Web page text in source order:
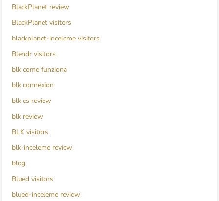
BlackPlanet review
BlackPlanet visitors
blackplanet-inceleme visitors
Blendr visitors
blk come funziona
blk connexion
blk cs review
blk review
BLK visitors
blk-inceleme review
blog
Blued visitors
blued-inceleme review